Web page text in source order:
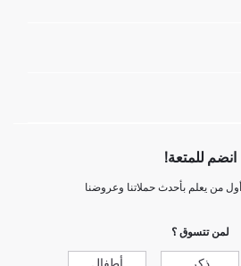
؟
انضم للمتعة!
من يعلم بأحدث حملاتنا وعروضنا
لمن تتسوق ؟